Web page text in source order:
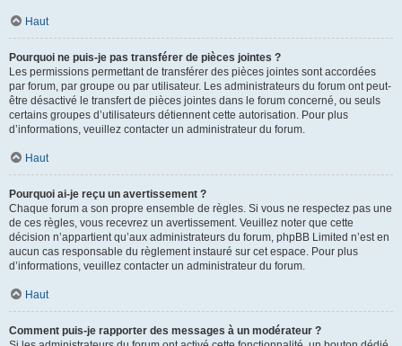
Haut
Pourquoi ne puis-je pas transférer de pièces jointes ?
Les permissions permettant de transférer des pièces jointes sont accordées
par forum, par groupe ou par utilisateur. Les administrateurs du forum ont peut-
être désactivé le transfert de pièces jointes dans le forum concerné, ou seuls
certains groupes d’utilisateurs détiennent cette autorisation. Pour plus
d’informations, veuillez contacter un administrateur du forum.
Haut
Pourquoi ai-je reçu un avertissement ?
Chaque forum a son propre ensemble de règles. Si vous ne respectez pas une
de ces règles, vous recevrez un avertissement. Veuillez noter que cette
décision n’appartient qu’aux administrateurs du forum, phpBB Limited n’est en
aucun cas responsable du règlement instauré sur cet espace. Pour plus
d’informations, veuillez contacter un administrateur du forum.
Haut
Comment puis-je rapporter des messages à un modérateur ?